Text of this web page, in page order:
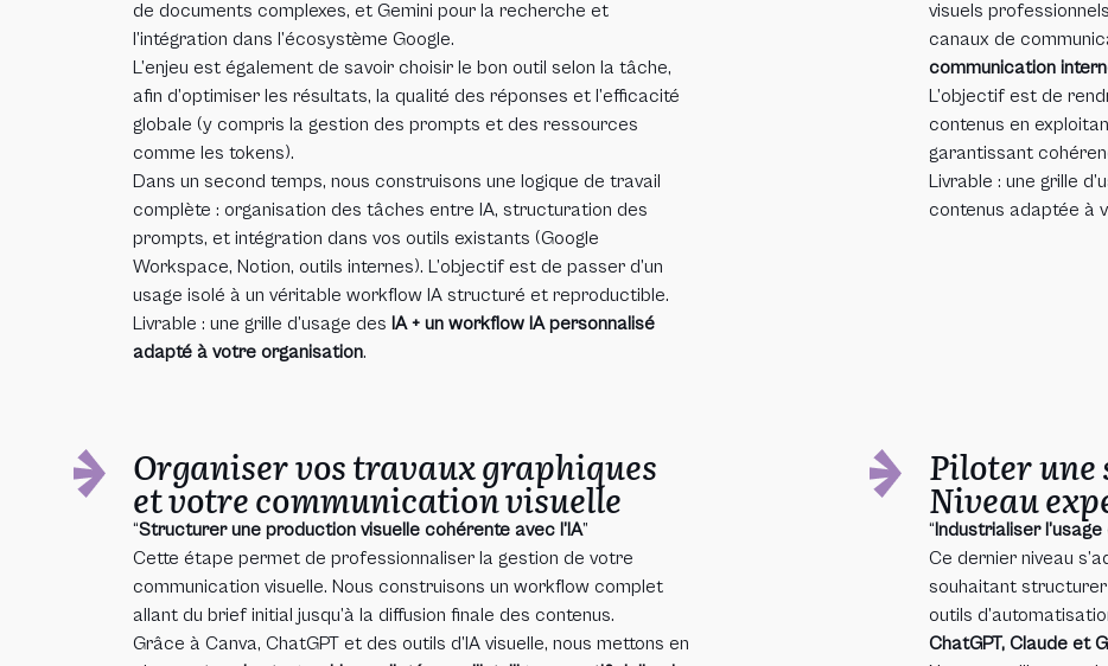
de documents complexes, et Gemini pour la recherche et
l’intégration dans l’écosystème Google.
L’enjeu est également de savoir choisir le bon outil selon la tâche,
afin d’optimiser les résultats, la qualité des réponses et l’efficacité
globale (y compris la gestion des prompts et des ressources
comme les tokens).
Dans un second temps, nous construisons une logique de travail
complète : organisation des tâches entre IA, structuration des
prompts, et intégration dans vos outils existants (Google
Workspace, Notion, outils internes). L’objectif est de passer d’un
usage isolé à un véritable workflow IA structuré et reproductible.
Livrable : une grille d’usage des IA + un workflow IA personnalisé
adapté à votre organisation.
visuels
canaux de
communication
L’objectif est de
contenus en
garantissant
Livrable : une grille
contenus adaptée à
Organiser vos travaux graphiques
et votre communication visuelle
“Structurer une production visuelle cohérente avec l’IA”
Cette étape permet de professionnaliser la gestion de votre
communication visuelle. Nous construisons un workflow complet
allant du brief initial jusqu’à la diffusion finale des contenus.
Grâce à Canva, ChatGPT et des outils d’IA visuelle, nous mettons en
Piloter une
Niveau
“Industrialiser
Ce dernier niveau
souhaitant structurer
outils
ChatGPT, Claude et